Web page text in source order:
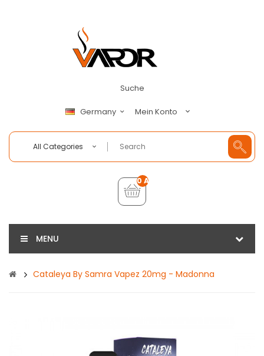
Suche
Germany Mein Konto
All Categories
0 Artikel - €0,00
MENU
Cataleya By Samra Vapez 20mg - Madonna